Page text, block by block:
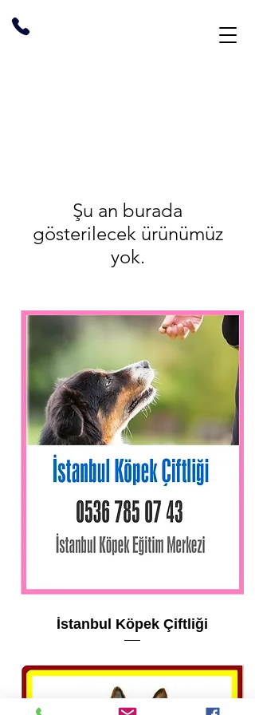
Şu an burada
gösterilecek ürünümüz
yok.
İstanbul Köpek Çiftliği